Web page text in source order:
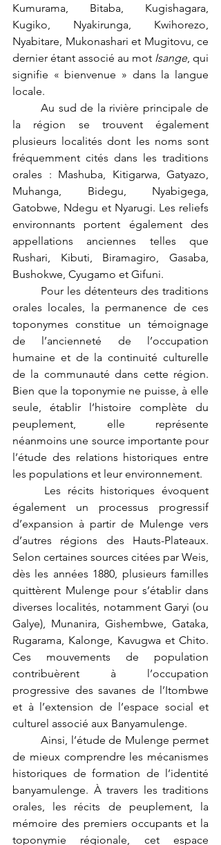
Kumurama, Bitaba, Kugishagara,
Kugiko, Nyakirunga, Kwihorezo,
Nyabitare, Mukonashari et Mugitovu, ce
dernier étant associé au mot Isange , qui
signifie « bienvenue » dans la langue
locale.
	Au sud de la rivière principale de
la région se trouvent également
plusieurs localités dont les noms sont
fréquemment cités dans les traditions
orales : Mashuba, Kitigarwa, Gatyazo,
Muhanga, Bidegu, Nyabigega,
Gatobwe, Ndegu et Nyarugi. Les reliefs
environnants portent également des
appellations anciennes telles que
Rushari, Kibuti, Biramagiro, Gasaba,
Bushokwe, Cyugamo et Gifuni.
orales locales, la permanence de ces
toponymes constitue un témoignage
de l’ancienneté de l’occupation
humaine et de la continuité culturelle
de la communauté dans cette région.
Bien que la toponymie ne puisse, à elle
seule, établir l’histoire complète du
peuplement, elle représente
néanmoins une source importante pour
l’étude des relations historiques entre
les populations et leur environnement.
également un processus progressif
d’expansion à partir de Mulenge vers
d’autres régions des Hauts-Plateaux.
Selon certaines sources citées par Weis,
dès les années 1880, plusieurs familles
quittèrent Mulenge pour s’établir dans
diverses localités, notamment Garyi (ou
Galye), Munanira, Gishembwe, Gataka,
Rugarama, Kalonge, Kavugwa et Chito.
Ces mouvements de population
contribuèrent à l’occupation
progressive des savanes de l’Itombwe
et à l’extension de l’espace social et
culturel associé aux Banyamulenge.
de mieux comprendre les mécanismes
historiques de formation de l’identité
banyamulenge. À travers les traditions
orales, les récits de peuplement, la
mémoire des premiers occupants et la
toponymie régionale, cet espace